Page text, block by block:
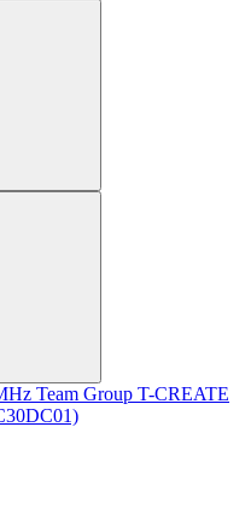
Team Group T-CREATE